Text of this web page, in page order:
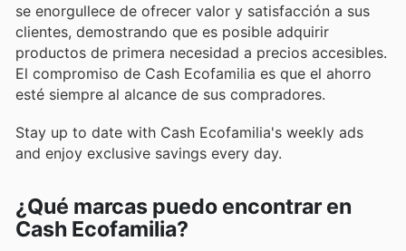
se enorgullece de ofrecer valor y satisfacción a sus
clientes, demostrando que es posible adquirir
productos de primera necesidad a precios accesibles.
El compromiso de Cash Ecofamilia es que el ahorro
esté siempre al alcance de sus compradores.
Stay up to date with Cash Ecofamilia's weekly ads
and enjoy exclusive savings every day.
¿Qué marcas puedo encontrar en
Cash Ecofamilia?